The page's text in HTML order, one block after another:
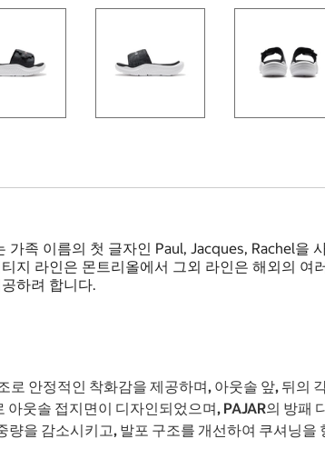
가족 이름의 첫 글자인 Paul, Jacques, Rachel
지 라인은 몬트리올에서 그외 라인은 해외의
하려 합니다.
로 안정적인 착화감을 제공하며, 아웃솔 앞, 뒤
아웃솔 접지면이 디자인되었으며, PAJAR의 방패
량을 감소시키고, 발포 구조를 개선하여 쿠셔닝을